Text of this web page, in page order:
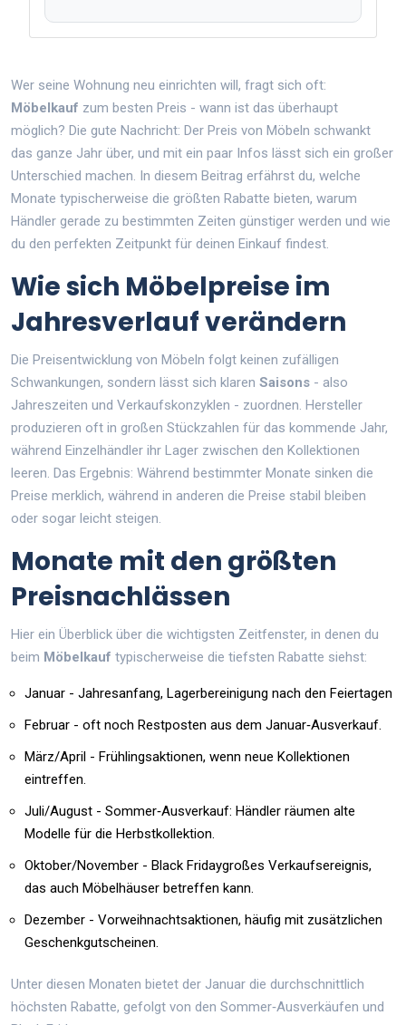
Wer seine Wohnung neu einrichten will, fragt sich oft:
Möbelkauf zum besten Preis - wann ist das überhaupt
möglich? Die gute Nachricht: Der Preis von Möbeln schwankt
das ganze Jahr über, und mit ein paar Infos lässt sich ein großer
Unterschied machen. In diesem Beitrag erfährst du, welche
Monate typischerweise die größten Rabatte bieten, warum
Händler gerade zu bestimmten Zeiten günstiger werden und wie
du den perfekten Zeitpunkt für deinen Einkauf findest.
Wie sich Möbelpreise im
Jahresverlauf verändern
Die Preisentwicklung von Möbeln folgt keinen zufälligen
Schwankungen, sondern lässt sich klaren Saisons - also
Jahreszeiten und Verkaufskonzyklen - zuordnen . Hersteller
produzieren oft in großen Stückzahlen für das kommende Jahr,
während Einzelhändler ihr Lager zwischen den Kollektionen
leeren. Das Ergebnis: Während bestimmter Monate sinken die
Preise merklich, während in anderen die Preise stabil bleiben
oder sogar leicht steigen.
Monate mit den größten
Preisnachlässen
Hier ein Überblick über die wichtigsten Zeitfenster, in denen du
beim Möbelkauf typischerweise die tiefsten Rabatte siehst:
Januar - Jahresanfang, Lagerbereinigung nach den Feiertagen
Februar - oft noch Restposten aus dem Januar‑Ausverkauf.
März/April - Frühlingsaktionen, wenn neue Kollektionen
eintreffen.
Juli/August - Sommer‑Ausverkauf: Händler räumen alte
Modelle für die Herbstkollektion
Oktober/November - Black Fridaygroßes Verkaufsereignis,
das auch Möbelhäuser betreffen kann
Dezember - Vorweihnachtsaktionen, häufig mit zusätzlichen
Geschenkgutscheinen.
Unter diesen Monaten bietet der Januar die durchschnittlich
höchsten Rabatte, gefolgt von den Sommer‑Ausverkäufen und